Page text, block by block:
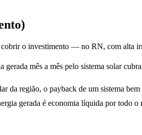
o investimento — no RN, com alta
gerada mês a mês pelo sistema solar
da região, o payback de um sistema
gerada é economia líquida por todo